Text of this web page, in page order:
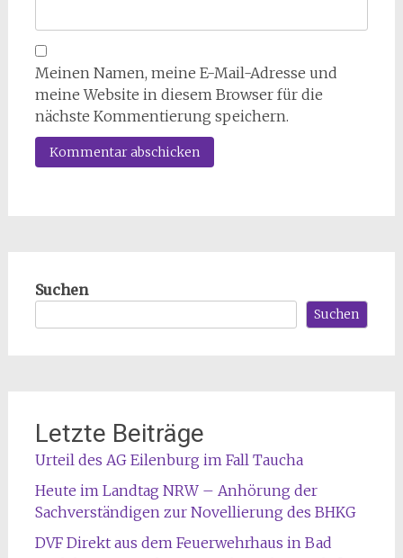
Meinen Namen, meine E-Mail-Adresse und
meine Website in diesem Browser für die
nächste Kommentierung speichern.
Suchen
Suchen
Letzte Beiträge
Urteil des AG Eilenburg im Fall Taucha
Heute im Landtag NRW – Anhörung der
Sachverständigen zur Novellierung des BHKG
DVF Direkt aus dem Feuerwehrhaus in Bad